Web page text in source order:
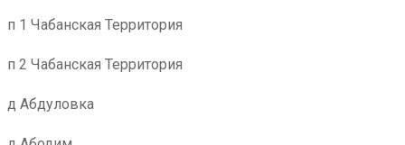
п 1 Чабанская Территория
п 2 Чабанская Территория
д Абдуловка